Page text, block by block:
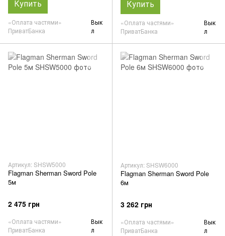
Купить
«Оплата частями»
ПриватБанка
Вык
л
Купить
«Оплата частями»
ПриватБанка
Вык
л
Артикул: SHSW5000
Flagman Sherman Sword Pole
5м
2 475 грн
«Оплата частями»
ПриватБанка
Вык
л
Артикул: SHSW6000
Flagman Sherman Sword Pole
6м
3 262 грн
«Оплата частями»
ПриватБанка
Вык
л